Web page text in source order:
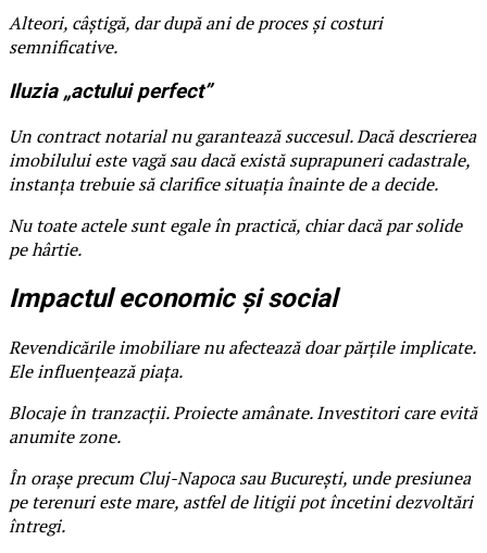
Alteori, câștigă, dar după ani de proces și costuri
semnificative.
Iluzia „actului perfect”
Un contract notarial nu garantează succesul. Dacă descrierea
imobilului este vagă sau dacă există suprapuneri cadastrale,
instanța trebuie să clarifice situația înainte de a decide.
Nu toate actele sunt egale în practică, chiar dacă par solide
pe hârtie.
Impactul economic și social
Revendicările imobiliare nu afectează doar părțile implicate.
Ele influențează piața.
Blocaje în tranzacții. Proiecte amânate. Investitori care evită
anumite zone.
În orașe precum Cluj-Napoca sau București, unde presiunea
pe terenuri este mare, astfel de litigii pot încetini dezvoltări
întregi.